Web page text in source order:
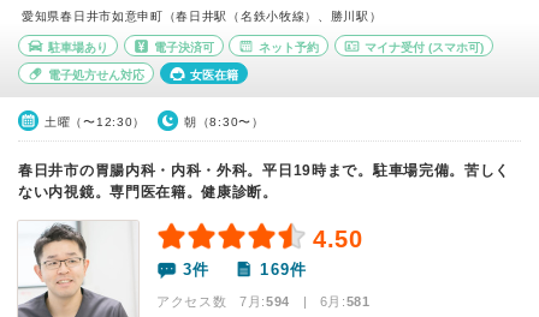
愛知県春日井市如意申町（春日井駅（名鉄小牧線）、勝川駅）
駐車場あり 電子決済可 ネット予約 マイナ受付 (スマホ可)
電子処方せん対応 女医在籍
土曜（〜12:30） 朝（8:30〜）
春日井市の胃腸内科・内科・外科。平日19時まで。駐車場完備。苦しく
ない内視鏡。専門医在籍。健康診断。
4.50
3件 169件
アクセス数 7月:594 | 6月:581